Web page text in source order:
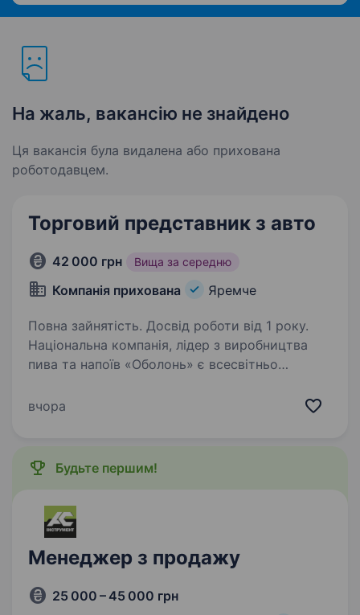
На жаль, вакансію не знайдено
Ця вакансія була видалена або прихована
роботодавцем.
Торговий представник з авто
42 000 грн Вища за середню
Компанія прихована Яремче
Повна зайнятість. Досвід роботи від 1 року.
Національна компанія, лідер з виробництва
пива та напоїв «Оболонь» є всесвітньо
континентах асоціює «Оболонь» із
вчора
Будьте першим!
Менеджер з продажу
25 000 – 45 000 грн